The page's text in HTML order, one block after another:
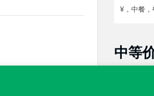
¥ ，中餐
中等